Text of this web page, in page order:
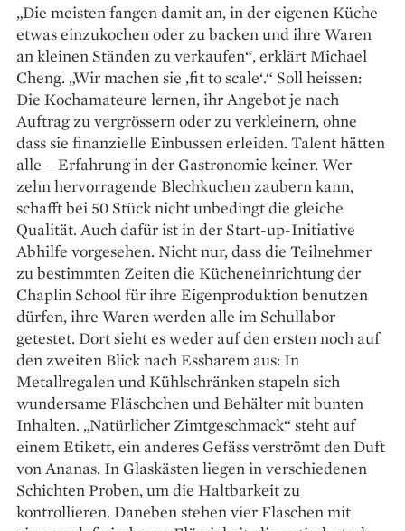
„Die meisten fangen damit an, in der eigenen Küche
etwas einzukochen oder zu backen und ihre Waren
an kleinen Ständen zu verkaufen“, erklärt Michael
Cheng. „Wir machen sie ‚fit to scale‘.“ Soll heissen:
Die Kochamateure lernen, ihr Angebot je nach
Auftrag zu vergrössern oder zu verkleinern, ohne
dass sie finanzielle Einbussen erleiden. Talent hätten
alle – Erfahrung in der Gas­tronomie keiner. Wer
zehn hervorragende Blechkuchen zaubern kann,
schafft bei 50 Stück nicht unbedingt die gleiche
Qualität. Auch dafür ist in der Start-up-Initiative
Abhilfe vorgesehen. Nicht nur, dass die Teilnehmer
zu bestimmten Zeiten die Kücheneinrichtung der
Chap­lin School für ihre Eigenproduktion benutzen
dürfen, ihre Waren werden alle im Schullabor
getestet. Dort sieht es weder auf den ersten noch auf
den zweiten Blick nach Essbarem aus: In
Metallregalen und Kühlschränken stapeln sich
wundersame Fläschchen und Behälter mit bunten
Inhalten. „Natürlicher Zimt­geschmack“ steht auf
einem ­Etikett, ein anderes Gefäss verströmt den Duft
von Ananas. In ­Glaskästen liegen in verschiedenen
Schichten Proben, um die Haltbarkeit zu
kontrollieren. Daneben stehen vier Flaschen mit